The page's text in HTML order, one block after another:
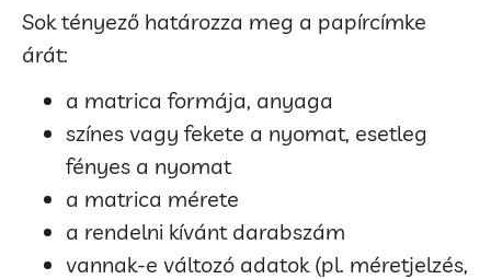
Sok tényező határozza meg a papírcímke
árát:
a matrica formája, anyaga
színes vagy fekete a nyomat, esetleg
fényes a nyomat
a matrica mérete
a rendelni kívánt darabszám
vannak-e változó adatok (pl. méretjelzés,